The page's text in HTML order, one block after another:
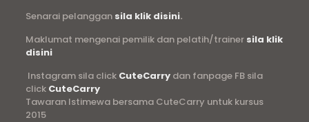
Senarai pelanggan sila klik disini.
Maklumat mengenai pemilik dan pelatih/trainer sila klik
disini
Instagram sila clickCuteCarry dan fanpage FB sila
clickCuteCarry
Tawaran Istimewa bersama CuteCarry untuk kursus
2015